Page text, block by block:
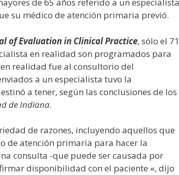
su médico de atención primaria previó.
of Evaluation in Clinical Practice, sólo el 71
en realidad son programados para
realidad fue al consultorio del
a un especialista tuvo la
a tener, según las conclusiones de los
de Indiana.
de razones, incluyendo aquellos que
de atención primaria para hacer la
consulta -que puede ser causada por
disponibilidad con el paciente «, dijo